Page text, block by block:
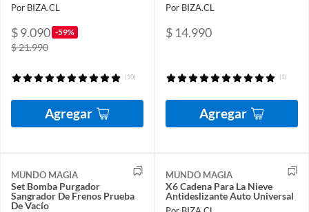
Por BIZA.CL
$ 9.090 -59%
$ 21.990
(10)
Agregar
Por BIZA.CL
$ 14.990
(1)
Agregar
MUNDO MAGIA
Set Bomba Purgador
Sangrador De Frenos Prueba
De Vacío
MUNDO MAGIA
X6 Cadena Para La Nieve
Antideslizante Auto Universal